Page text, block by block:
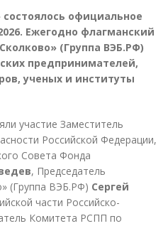
официальное
Ежегодно флагманский
(Группа ВЭБ.РФ)
предпринимателей,
ученых и институты
участие Заместитель
Российской Федерации,
Совета Фонда
, Председатель
(Группа ВЭБ.РФ) Сергей
части Российско-
Комитета РСПП по